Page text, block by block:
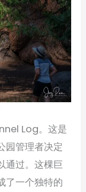
Log。这是
园管理者决定
通过。这棵巨
了一个独特的